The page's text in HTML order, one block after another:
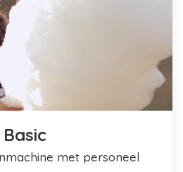
met personeel